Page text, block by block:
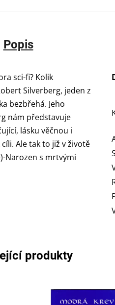
Popis
sci-fi? Kolik
Silverberg, jeden z
bezbřehá. Jeho
nám představuje
lásku věčnou i
Ale tak to již v životě
Narozen s mrtvými
produkty